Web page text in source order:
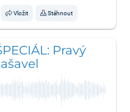
Vložit Stáhnout
Pravý